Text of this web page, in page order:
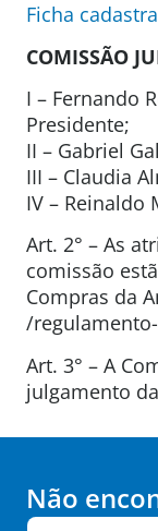
Ficha
COMISSÃO
I – Fernando
Presidente;
II – Gabriel
III – Claudia
IV – Reinaldo
Art. 2° – As
comissão
Compras da
/
Art. 3° – A
julgamento
Não